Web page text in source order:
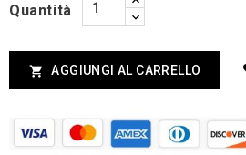
Quantità
 AGGIUNGI AL CARRELLO